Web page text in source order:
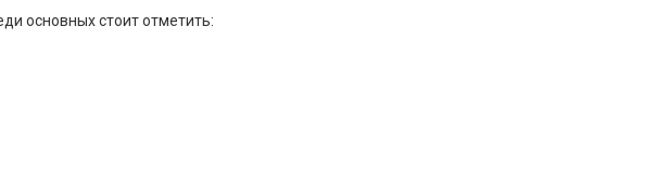
основных стоит отметить: